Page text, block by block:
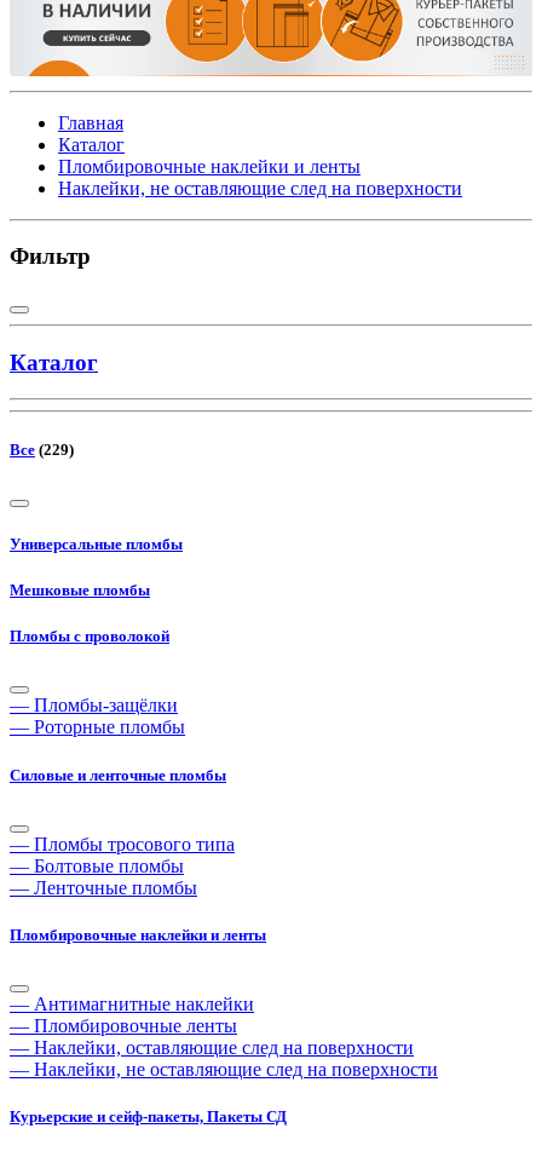
Главная
Каталог
Пломбировочные наклейки и ленты
Наклейки, не оставляющие след на поверхности
Фильтр
Каталог
Все (229)
Универсальные пломбы
Мешковые пломбы
Пломбы с проволокой
— Пломбы-защёлки
— Роторные пломбы
Силовые и ленточные пломбы
— Пломбы тросового типа
— Болтовые пломбы
— Ленточные пломбы
Пломбировочные наклейки и ленты
— Антимагнитные наклейки
— Пломбировочные ленты
— Наклейки, оставляющие след на поверхности
— Наклейки, не оставляющие след на поверхности
Курьерские и сейф-пакеты, Пакеты СД